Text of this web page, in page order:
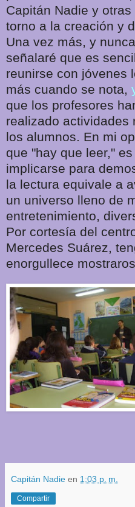
Capitán Nadie y
torno a la creación y
Una vez más, y
señalaré que es
reunirse con jóvenes
más cuando se nota,
que los profesores
realizado actividades
los alumnos. En mi
que "hay que leer,"
implicarse para
la lectura equivale a
un universo lleno de
entretenimiento,
Por cortesía del
Mercedes Suárez,
enorgullece mostraros.
Capitán Nadie en 1:03 p. m.
Compartir